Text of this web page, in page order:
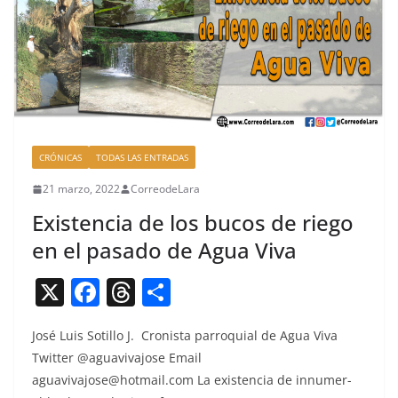
k
CRÓNICAS TODAS LAS ENTRADAS
21 marzo, 2022 CorreodeLara
Existencia de los bucos de riego
en el pasado de Agua Viva
X F
a
c
e
T
re
a
o
m
p
José Luis Sotil­lo J. Cro­nista par­ro­quial de Agua Viva
Twit­ter @aguavivajose Email
aguavivajose@hotmail.com La exis­ten­cia de innu­mer­